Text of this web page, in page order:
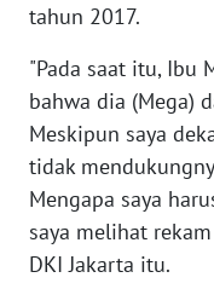
tahun 2017.
"Pada saat itu, Ibu
bahwa dia (Mega)
Meskipun saya
tidak
Mengapa saya
saya melihat
DKI Jakarta itu.
WN
WN
SUMBAR
WN
SUMSEL